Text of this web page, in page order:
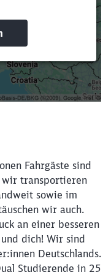
Fahrgäste sind
wir transportieren
sowie im
wir auch.
an einer besseren
dich! Wir sind
Deutschlands.
Studierende in 25